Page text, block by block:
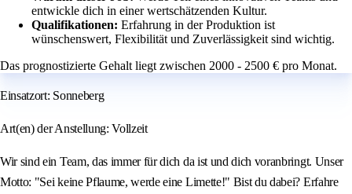
entwickle dich in einer wertschätzenden Kultur.
Qualifikationen: Erfahrung in der Produktion ist
wünschenswert, Flexibilität und Zuverlässigkeit sind wichtig.
Das prognostizierte Gehalt liegt zwischen 2000 - 2500 € pro Monat.
Einsatzort: Sonneberg
Art(en) der Anstellung: Vollzeit
Wir sind ein Team, das immer für dich da ist und dich voranbringt. Unser
Motto: "Sei keine Pflaume, werde eine Limette!" Bist du dabei? Erfahre